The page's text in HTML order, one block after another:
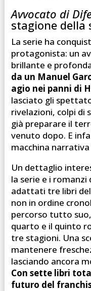
Avvocato di
stagione della
La serie ha
protagonista: un
brillante e
da un Manuel
agio nei panni di
lasciato gli
rivelazioni, colpi di
già preparare il
venuto dopo. E
macchina
Un dettaglio
la serie e i romanzi
adattati tre libri
non in ordine
percorso tutto
quarto e il quinto
tre stagioni. Una
mantenere
lasciando ancora
Con sette libri
futuro del